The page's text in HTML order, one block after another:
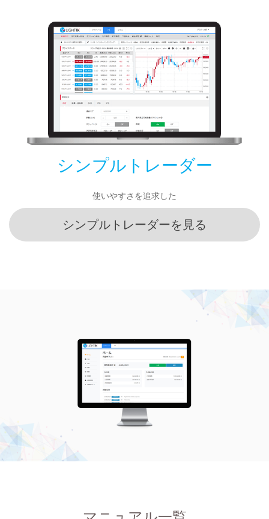
シンプルトレーダー
使いやすさを追求した
シンプルトレーダーを見る